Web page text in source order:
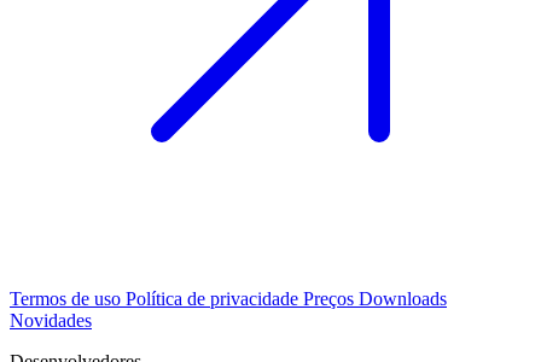
Termos de uso Política de privacidade Preços Downloads
Novidades